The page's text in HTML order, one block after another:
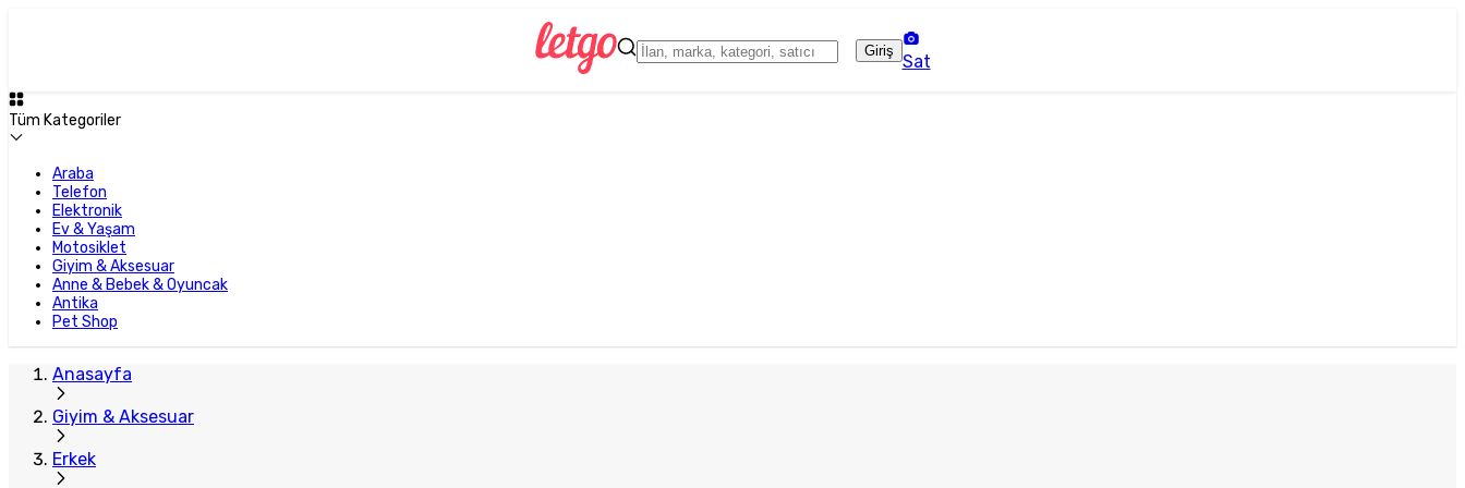
Giriş
Sat
Tüm Kategoriler
Araba
Telefon
Elektronik
Ev & Yaşam
Motosiklet
Giyim & Aksesuar
Anne & Bebek & Oyuncak
Antika
Pet Shop
Anasayfa
Giyim & Aksesuar
Erkek